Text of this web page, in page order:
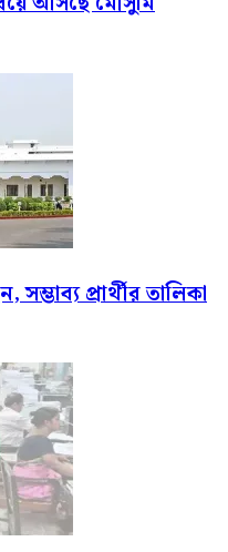
প্রার্থীর তালিকা